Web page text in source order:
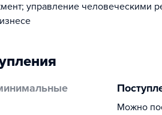
управление человеческими
Можно